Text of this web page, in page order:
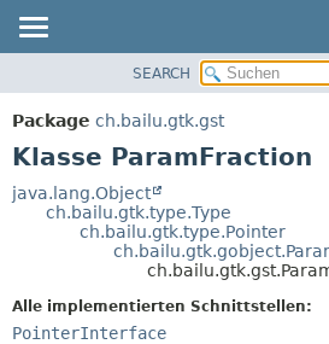
PACKAGE
KLASSE
VERALTET
SEARCH
Package ch.bailu.gtk.gst
Klasse ParamFraction
java.lang.Object
ch.bailu.gtk.type.Type
ch.bailu.gtk.type.Pointer
Alle implementierten Schnittstellen:
PointerInterface